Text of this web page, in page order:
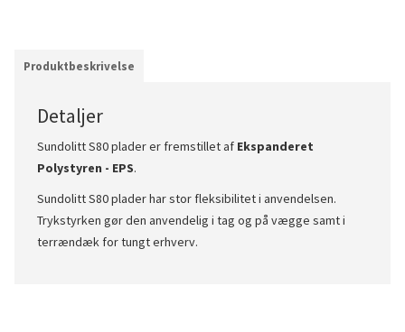
Produktbeskrivelse
Detaljer
Sundolitt S80 plader er fremstillet af Ekspanderet
Polystyren - EPS.
Sundolitt S80 plader har stor fleksibilitet i anvendelsen.
Trykstyrken gør den anvendelig i tag og på vægge samt i
terrændæk for tungt erhverv.